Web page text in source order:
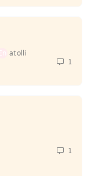
atolli
1
1